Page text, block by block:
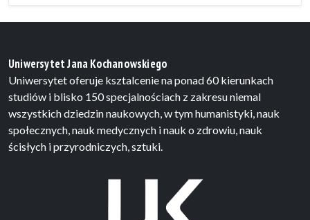
Uniwersytet Jana Kochanowskiego
Uniwersytet oferuje ksztalcenie na ponad 60 kierunkach
studiów i blisko 150 specjalnościach z zakresu niemal
wszystkich dziedzin naukowych, w tym humanistyki, nauk
społecznych, nauk medycznych i nauk o zdrowiu, nauk
ścisłych i przyrodniczych, sztuki.